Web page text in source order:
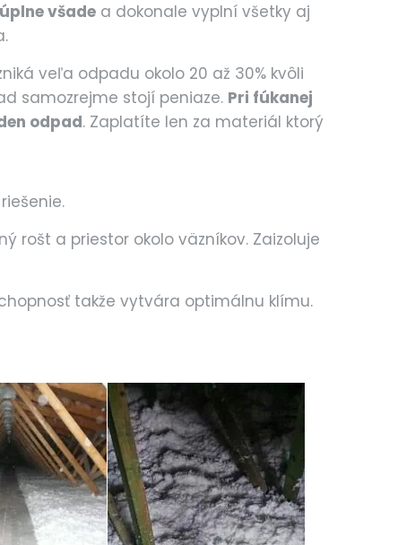
všade a dokonale vyplní všetky aj
veľa odpadu okolo 20 až 30% kvôli
samozrejme stojí peniaze. Pri fúkanej
odpad. Zaplatíte len za materiál ktorý
rošt a priestor okolo väzníkov. Zaizoluje
takže vytvára optimálnu klímu.